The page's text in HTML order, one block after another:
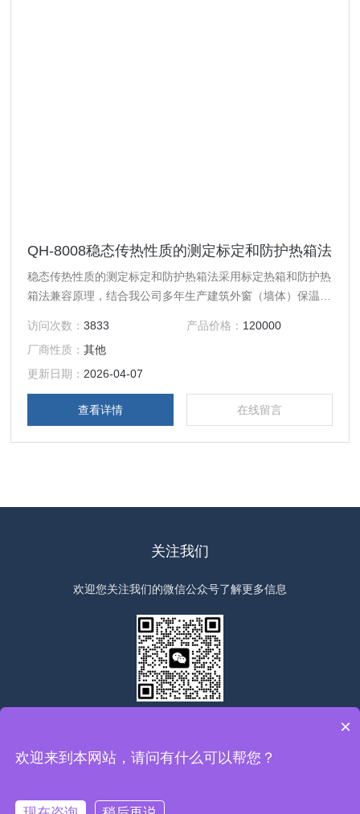
QH-8008稳态传热性质的测定标定和防护热箱法
稳态传热性质的测定标定和防护热箱法采用标定热箱和防护热
箱法兼容原理，结合我公司多年生产建筑外窗（墙体）保温性
建筑材料传热性能的测定，是开展建筑节能检测的理想设备。
访问次数：3833 产品价格： 120000
厂商性质：其他
更新日期： 2026-04-07
查看详情 在线留言
关注我们
欢迎您关注我们的微信公众号了解更多信息
案号：沪ICP备19010379号-1
×
欢迎来到本网站，请问有什么可以帮您？